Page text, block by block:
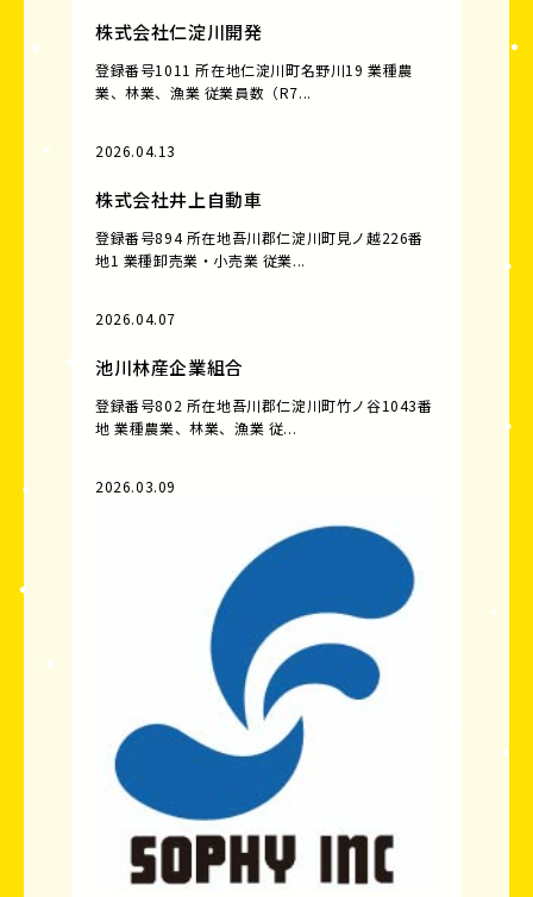
株式会社仁淀川開発
登録番号1011 所在地仁淀川町名野川19 業種農
業、林業、漁業 従業員数（R7...
2026.04.13
株式会社井上自動車
登録番号894 所在地吾川郡仁淀川町見ノ越226番
地1 業種卸売業・小売業 従業...
2026.04.07
池川林産企業組合
登録番号802 所在地吾川郡仁淀川町竹ノ谷1043番
地 業種農業、林業、漁業 従...
2026.03.09